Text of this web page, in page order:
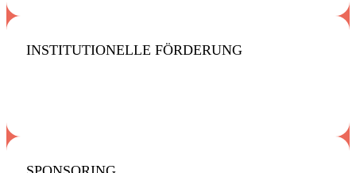
INSTITUTIONELLE FÖRDERUNG